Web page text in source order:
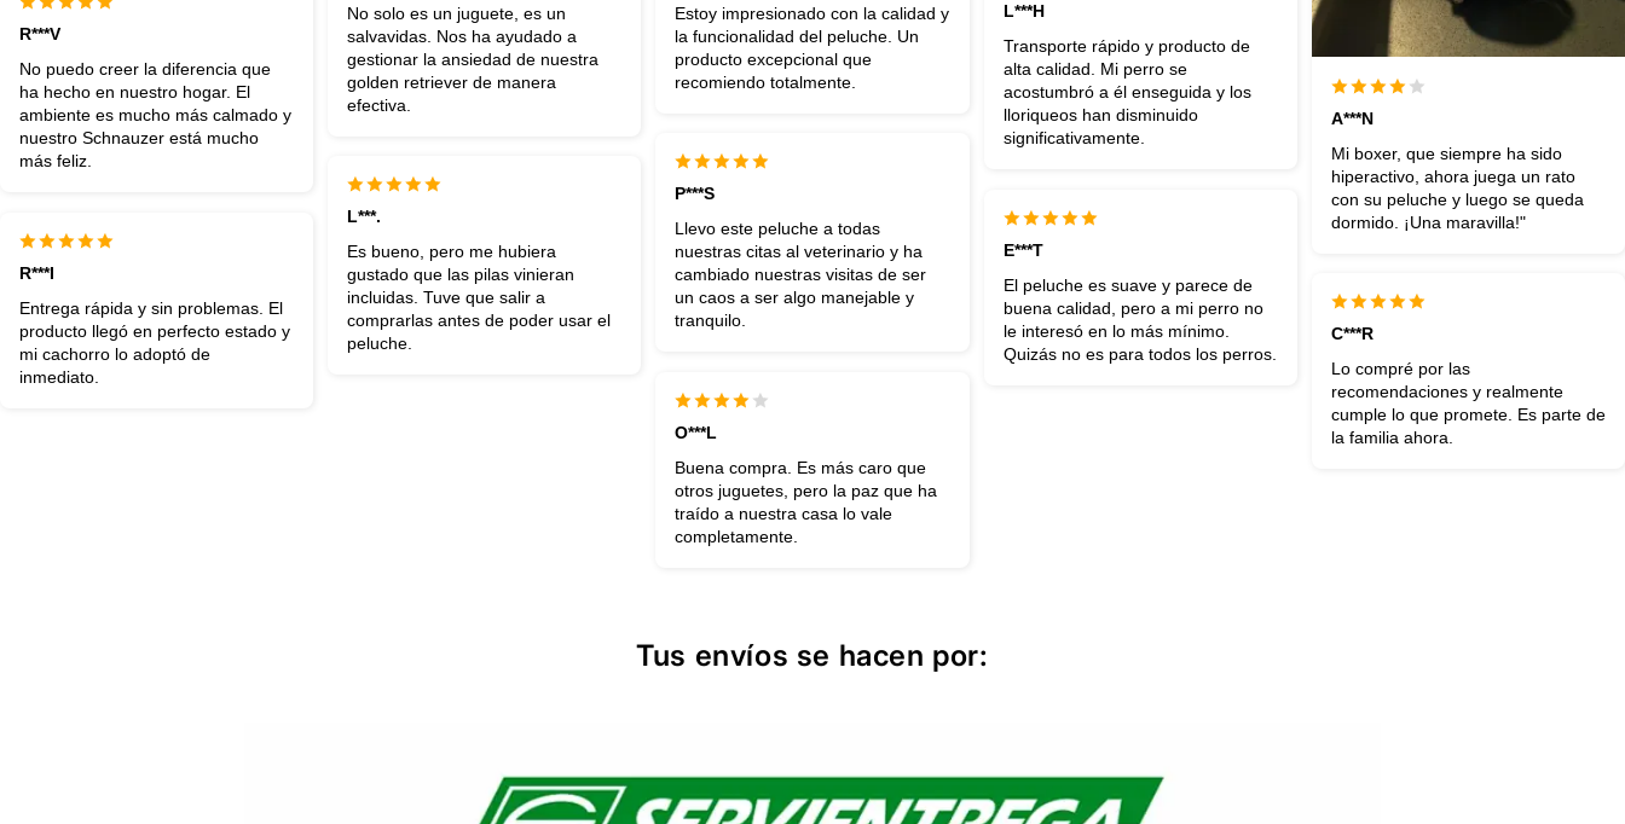
No solo es un juguete, es un
salvavidas. Nos ha ayudado a
gestionar la ansiedad de nuestra
golden retriever de manera
efectiva.
Estoy impresionado con la calidad y
la funcionalidad del peluche. Un
producto excepcional que
recomiendo totalmente.
A***N
Mi boxer, que siempre ha sido
hiperactivo, ahora juega un rato
con su peluche y luego se queda
dormido. ¡Una maravilla!"
L***H
Transporte rápido y producto de
alta calidad. Mi perro se
acostumbró a él enseguida y los
lloriqueos han disminuido
significativamente.
R***V
No puedo creer la diferencia que
ha hecho en nuestro hogar. El
ambiente es mucho más calmado y
nuestro Schnauzer está mucho
más feliz.
P***S
Llevo este peluche a todas
nuestras citas al veterinario y ha
cambiado nuestras visitas de ser
un caos a ser algo manejable y
tranquilo.
L***.
Es bueno, pero me hubiera
gustado que las pilas vinieran
incluidas. Tuve que salir a
comprarlas antes de poder usar el
peluche.
E***T
El peluche es suave y parece de
buena calidad, pero a mi perro no
le interesó en lo más mínimo.
Quizás no es para todos los perros.
R***I
Entrega rápida y sin problemas. El
producto llegó en perfecto estado y
mi cachorro lo adoptó de
inmediato.
C***R
Lo compré por las
recomendaciones y realmente
cumple lo que promete. Es parte de
la familia ahora.
O***L
Buena compra. Es más caro que
otros juguetes, pero la paz que ha
traído a nuestra casa lo vale
completamente.
Tus envíos se hacen por: